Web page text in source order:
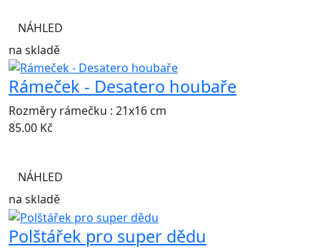
NÁHLED
na skladě
Rámeček - Desatero houbaře
Rozměry rámečku : 21x16 cm
85.00 Kč
NÁHLED
na skladě
Polštářek pro super dědu